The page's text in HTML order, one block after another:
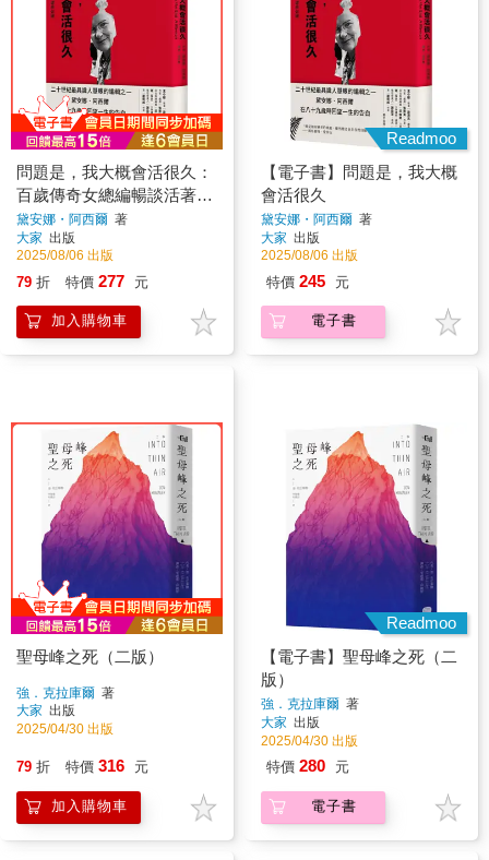
問題是，我大概會活很久：
百歲傳奇女總編暢談活著不
道歉，走時盡興如願
黛安娜・阿西爾 著
大家 出版
2025/08/06 出版
79 折 特價 277 元
加入購物車
Readmoo
【電子書】問題是，我大概
會活很久
黛安娜・阿西爾 著
大家 出版
2025/08/06 出版
特價 245 元
電子書
聖母峰之死（二版）
強．克拉庫爾 著
大家 出版
2025/04/30 出版
79 折 特價 316 元
加入購物車
Readmoo
【電子書】聖母峰之死（二
版）
強．克拉庫爾 著
大家 出版
2025/04/30 出版
特價 280 元
電子書